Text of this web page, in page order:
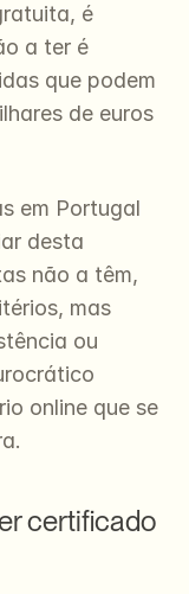
é
a ter é
que podem
de euros
em Portugal
desta
não a têm,
mas
ou
online que se
certificado